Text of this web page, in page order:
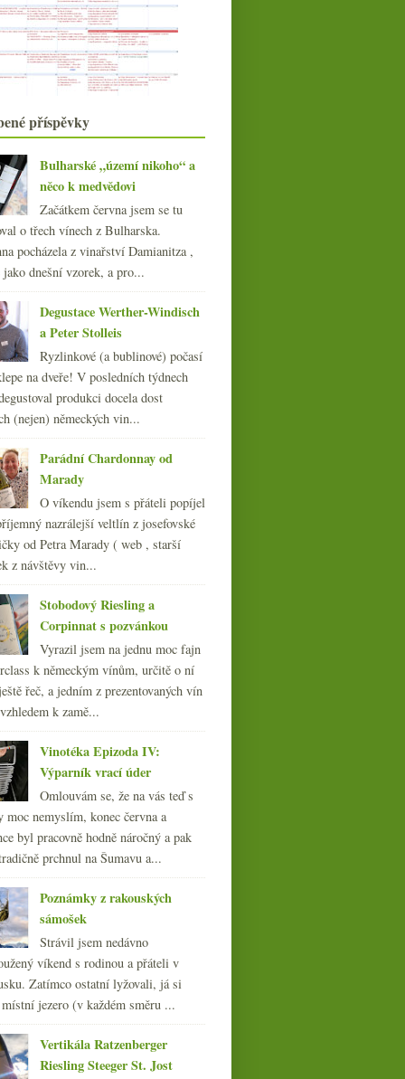
Neuburk“
Kermit Lynch na dobrodružné vinné
stezce
Fotosoutěž – sklenka vína v hlavní
roli
Vilavin a dvě „burgundy“ od
Novosedel
Podomní prodej vína aneb degustace
Nejstarší vinařství, nový Salon vín a
vyhledávání
Parádní červené z pozemku číslo 43
Experiment Oxana – 100 hodin v
karafě
Asijská bokovka a napodobení
dokonalé svačiny
Zweigelt a další pochoutky od
Holzapfelů
Výsledky ankety „Šampaňské, sekty
a jiná šumivá ví...
Zrychlená historie whisky v
Japonsku
Zklamání z Vieux Robin Bois de
Lunier
3x Ryzlink – z Alsaska, Moravy i od
Rýna
Víno a tvar lahve & nové designové
přírůstky
Silvestrovské degustační poznámky
(249)
(249)
(270)
(108)
příspěvky
Bulharské „území nikoho“ a
něco k medvědovi
Začátkem června jsem se tu
o třech vínech z Bulharska.
pocházela z vinařství Damianitza ,
jako dnešní vzorek, a pro...
Degustace Werther-Windisch
a Peter Stolleis
Ryzlinkové (a bublinové) počasí
na dveře! V posledních týdnech
produkci docela dost
(nejen) německých vin...
Parádní Chardonnay od
Marady
O víkendu jsem s přáteli popíjel
nazrálejší veltlín z josefovské
od Petra Marady ( web , starší
z návštěvy vin...
Stobodový Riesling a
Corpinnat s pozvánkou
Vyrazil jsem na jednu moc fajn
k německým vínům, určitě o ní
řeč, a jedním z prezentovaných vín
k zamě...
Vinotéka Epizoda IV:
Výparník vrací úder
Omlouvám se, že na vás teď s
moc nemyslím, konec června a
byl pracovně hodně náročný a pak
prchnul na Šumavu a...
Poznámky z rakouských
sámošek
Strávil jsem nedávno
víkend s rodinou a přáteli v
Zatímco ostatní lyžovali, já si
jezero (v každém směru ...
Vertikála Ratzenberger
Riesling Steeger St. Jost